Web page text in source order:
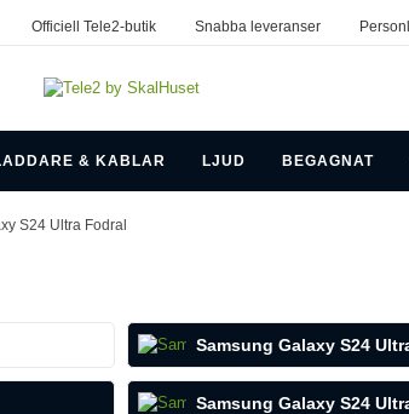
Officiell Tele2-butik Snabba leveranser
& KABLAR LJUD BEGAGNAT
S24 Ultra Fodral
Samsung Galaxy S24
Samsung Galaxy S24